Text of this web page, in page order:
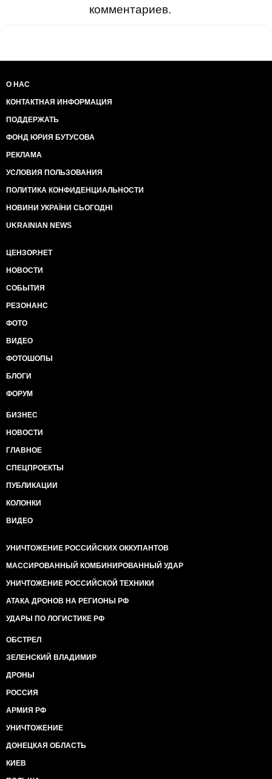
комментариев.
О НАС
КОНТАКТНАЯ ИНФОРМАЦИЯ
ПОДДЕРЖАТЬ
ФОНД ЮРИЯ БУТУСОВА
РЕКЛАМА
УСЛОВИЯ ПОЛЬЗОВАНИЯ
ПОЛИТИКА КОНФИДЕНЦИАЛЬНОСТИ
НОВИНИ УКРАЇНИ СЬОГОДНІ
UKRAINIAN NEWS
ЦЕНЗОР.НЕТ
НОВОСТИ
СОБЫТИЯ
РЕЗОНАНС
ФОТО
ВИДЕО
ФОТОШОПЫ
БЛОГИ
ФОРУМ
БИЗНЕС
НОВОСТИ
ГЛАВНОЕ
СПЕЦПРОЕКТЫ
ПУБЛИКАЦИИ
КОЛОНКИ
ВИДЕО
УНИЧТОЖЕНИЕ РОССИЙСКИХ ОККУПАНТОВ
МАССИРОВАННЫЙ КОМБИНИРОВАННЫЙ УДАР
УНИЧТОЖЕНИЕ РОССИЙСКОЙ ТЕХНИКИ
АТАКА ДРОНОВ НА РЕГИОНЫ РФ
УДАРЫ ПО ЛОГИСТИКЕ РФ
ОБСТРЕЛ
ЗЕЛЕНСКИЙ ВЛАДИМИР
ДРОНЫ
РОССИЯ
АРМИЯ РФ
УНИЧТОЖЕНИЕ
ДОНЕЦКАЯ ОБЛАСТЬ
КИЕВ